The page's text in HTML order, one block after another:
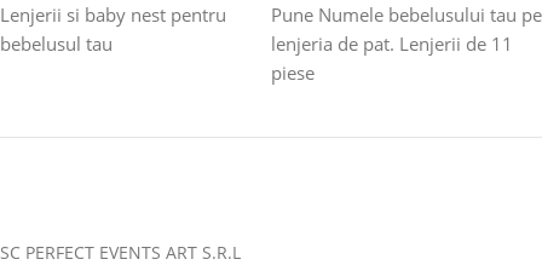
Lenjerii si baby nest pentru
bebelusul tau
Pune Numele bebelusului tau pe
lenjeria de pat. Lenjerii de 11
piese
SC PERFECT EVENTS ART S.R.L